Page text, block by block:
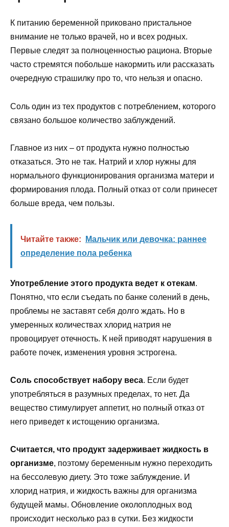
К питанию беременной приковано пристальное
внимание не только врачей, но и всех родных.
Первые следят за полноценностью рациона. Вторые
часто стремятся побольше накормить или рассказать
очередную страшилку про то, что нельзя и опасно.
Соль один из тех продуктов с потреблением, которого
связано большое количество заблуждений.
Главное из них – от продукта нужно полностью
отказаться. Это не так. Натрий и хлор нужны для
нормального функционирования организма матери и
формирования плода. Полный отказ от соли принесет
больше вреда, чем пользы.
Читайте также:
Мальчик или девочка: раннее
определение пола ребенка
Употребление этого продукта ведет к отекам.
Понятно, что если съедать по банке солений в день,
проблемы не заставят себя долго ждать. Но в
умеренных количествах хлорид натрия не
провоцирует отечность. К ней приводят нарушения в
работе почек, изменения уровня эстрогена.
Соль способствует набору веса. Если будет
употребляться в разумных пределах, то нет. Да
вещество стимулирует аппетит, но полный отказ от
него приведет к истощению организма.
Считается, что продукт задерживает жидкость в
организме, поэтому беременным нужно переходить
на бессолевую диету. Это тоже заблуждение. И
хлорид натрия, и жидкость важны для организма
будущей мамы. Обновление околоплодных вод
происходит несколько раз в сутки. Без жидкости